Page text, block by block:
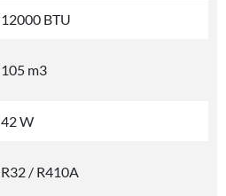
12000 BTU
105 m3
42 W
R32 / R410A